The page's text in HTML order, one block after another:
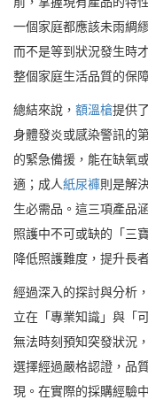
一個家庭都應該未雨綢
而不是等到狀況發生時
整個家庭生活品質的保障
總結來說， 額溫槍提供
身體發炎或感染警訊的
的緊急備援，能在缺氧
適；成人紙尿褲則是解
生必需品。這三項產品
照護中不可或缺的「三
降低照護難度，提升長
經過深入的探討與分析
立在「專業知識」與「
無法時刻預知突發狀況
選擇經過嚴格認證，品
現。在實際的採購經驗